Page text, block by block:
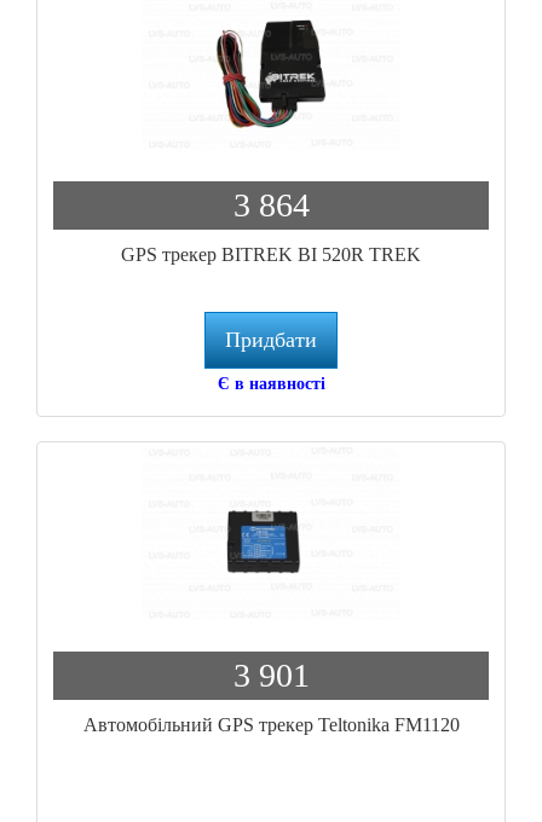
3 864
GPS трекер BITREK BI 520R TREK
Придбати
Є в наявності
3 901
Автомобільний GPS трекер Teltonika FM1120